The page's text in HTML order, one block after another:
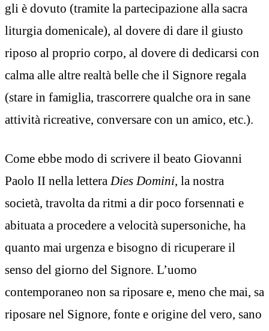
gli è dovuto (tramite la partecipazione alla sacra
liturgia domenicale), al dovere di dare il giusto
riposo al proprio corpo, al dovere di dedicarsi con
calma alle altre realtà belle che il Signore regala
(stare in famiglia, trascorrere qualche ora in sane
attività ricreative, conversare con un amico, etc.).
Come ebbe modo di scrivere il beato Giovanni
Paolo II nella lettera Dies Domini, la nostra
società, travolta da ritmi a dir poco forsennati e
abituata a procedere a velocità supersoniche, ha
quanto mai urgenza e bisogno di ricuperare il
senso del giorno del Signore. L’uomo
contemporaneo non sa riposare e, meno che mai, sa
riposare nel Signore, fonte e origine del vero, sano